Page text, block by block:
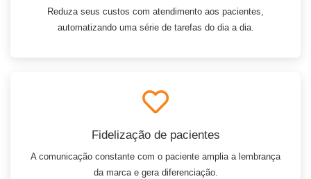
Reduza seus custos com atendimento aos pacientes,
automatizando uma série de tarefas do dia a dia.
Fidelização de pacientes
A comunicação constante com o paciente amplia a lembrança
da marca e gera diferenciação.